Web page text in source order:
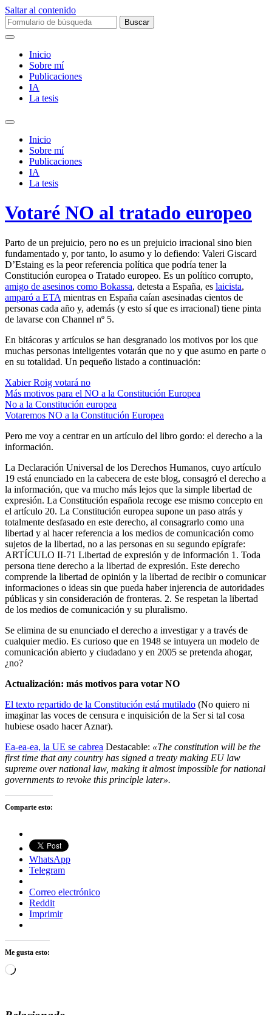
Saltar al contenido
Buscar:
Inicio
Sobre mí­
Publicaciones
IA
La tesis
Alternar
campo
búsqueda
Inicio
Sobre mí­
Publicaciones
IA
La tesis
Votaré NO al tratado europeo
Parto de un prejuicio, pero no es un prejuicio irracional sino bien
fundamentado y, por tanto, lo asumo y lo defiendo: Valeri Giscard
D’Estaing es la peor referencia política que podría tener la
Constitución europea o Tratado europeo. Es un político corrupto,
amigo de asesinos como Bokassa, detesta a España, es laicista,
amparó a ETA mientras en España caían asesinadas cientos de
personas cada año y, además (y esto sí que es irracional) tiene pinta
de lavarse con Channel nº 5.
En bitácoras y artículos se han desgranado los motivos por los que
muchas personas inteligentes votarán que no y que asumo en parte o
en su totalidad. Un pequeño listado a continuación:
Xabier Roig votará no
Más motivos para el NO a la Constitución Europea
No a la Constitución europea
Votaremos NO a la Constitución Europea
Pero me voy a centrar en un artículo del libro gordo: el derecho a la
información.
La Declaración Universal de los Derechos Humanos, cuyo artículo
19 está enunciado en la cabecera de este blog, consagró el derecho a
la información, que va mucho más lejos que la simple libertad de
expresión. La Constitución española recoge ese mismo concepto en
el artículo 20. La Constitución europea supone un paso atrás y
totalmente desfasado en este derecho, al consagrarlo como una
libertad y al hacer referencia a los medios de comunicación como
sujetos de la libertad, no a las personas en su segundo epígrafe:
ARTÍCULO II-71 Libertad de expresión y de información 1. Toda
persona tiene derecho a la libertad de expresión. Este derecho
comprende la libertad de opinión y la libertad de recibir o comunicar
informaciones o ideas sin que pueda haber injerencia de autoridades
públicas y sin consideración de fronteras. 2. Se respetan la libertad
de los medios de comunicación y su pluralismo.
Se elimina de su enunciado el derecho a investigar y a través de
cualquier medio. Es curioso que en 1948 se intuyera un modelo de
comunicación abierto y ciudadano y en 2005 se pretenda ahogar,
¿no?
Actualización: más motivos para votar NO
El texto repartido de la Constitución está mutilado (No quiero ni
imaginar las voces de censura e inquisición de la Ser si tal cosa
hubiese osado hacer Aznar).
Ea-ea-ea, la UE se cabrea Destacable: «The constitution will be the
first time that any country has signed a treaty making EU law
supreme over national law, making it almost impossible for national
governments to revoke this principle later».
Comparte esto:
WhatsApp
Telegram
Correo electrónico
Reddit
Imprimir
Me gusta esto:
Cargando...